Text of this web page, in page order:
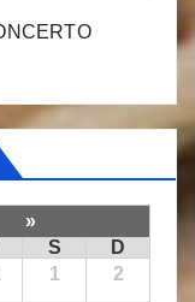
»
S
D
1 2